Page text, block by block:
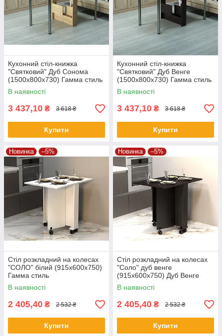
Кухонний стіл-книжка
"Святковий" Дуб Сонома
(1500x800x730) Гамма стиль
В наявності
3 437,10 ₴ 3 618 ₴
Купити
Кухонний стіл-книжка
"Святковий" Дуб Венге
(1500x800x730) Гамма стиль
В наявності
3 437,10 ₴ 3 618 ₴
Купити
Новинка –5%
Стіл розкладний на колесах
"СОЛО" білий (915x600x750)
Гамма стиль
В наявності
2 405,40 ₴ 2 532 ₴
Купити
Новинка –5%
Стіл розкладний на колесах
"Соло" дуб венге
(915x600x750) Дуб Венге
Гамма стиль
В наявності
2 405,40 ₴ 2 532 ₴
Купити